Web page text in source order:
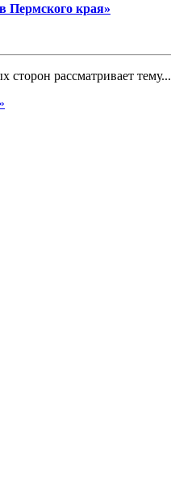
Пермского края»
сторон рассматривает тему...